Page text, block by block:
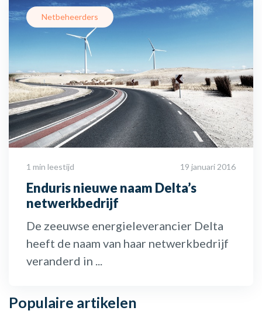
Netbeheerders
1 min leestijd 19 januari 2016
Enduris nieuwe naam Delta’s
netwerkbedrijf
De zeeuwse energieleverancier Delta
heeft de naam van haar netwerkbedrijf
veranderd in ...
Populaire artikelen